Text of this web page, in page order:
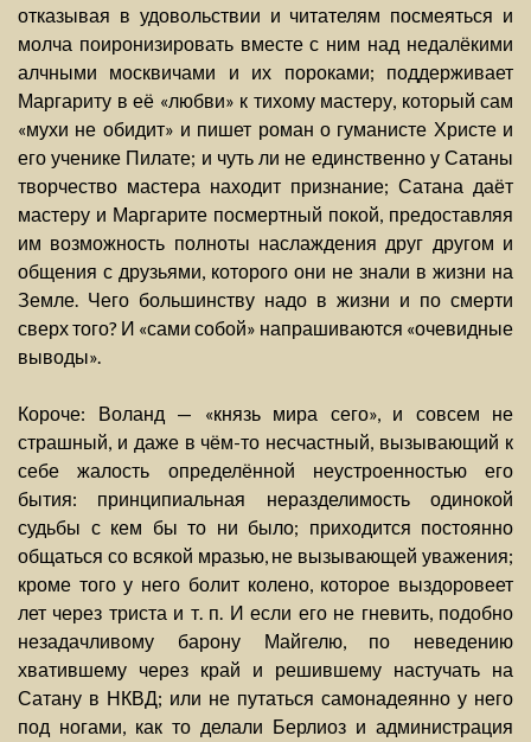
отказывая в удовольствии и читателям посмеяться и
молча поиронизировать вместе с ним над недалёкими
алчными москвичами и их пороками; поддерживает
Маргариту в её «любви» к тихому мастеру, который сам
«мухи не обидит» и пишет роман о гуманисте Христе и
его ученике Пилате; и чуть ли не единственно у Сатаны
творчество мастера находит признание; Сатана даёт
мастеру и Маргарите посмертный покой, предоставляя
им возможность полноты наслаждения друг другом и
общения с друзьями, которого они не знали в жизни на
Земле. Чего большинству надо в жизни и по смерти
сверх того? И «сами собой» напрашиваются «очевидные
выводы».
Короче: Воланд — «князь мира сего», и совсем не
страшный, и даже в чём-то несчастный, вызывающий к
себе жалость определённой неустроенностью его
бытия: принципиальная неразделимость одинокой
судьбы с кем бы то ни было; приходится постоянно
общаться со всякой мразью, не вызывающей уважения;
кроме того у него болит колено, которое выздоровеет
лет через триста и т. п. И если его не гневить, подобно
незадачливому барону Майгелю, по неведению
хватившему через край и решившему настучать на
Сатану в НКВД; или не путаться самонадеянно у него
под ногами, как то делали Берлиоз и администрация